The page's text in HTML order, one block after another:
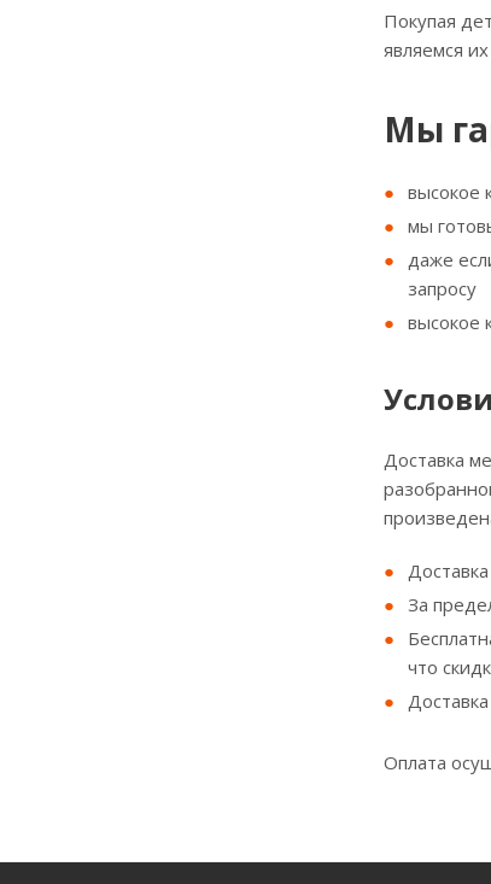
Покупая
являемся
Мы
высокое
мы
даже
запросу
высокое
Доставка
За
что
Оплата